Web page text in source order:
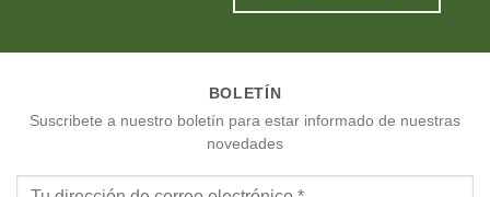
BOLETÍN
Suscribete a nuestro boletín para estar informado de nuestras
novedades